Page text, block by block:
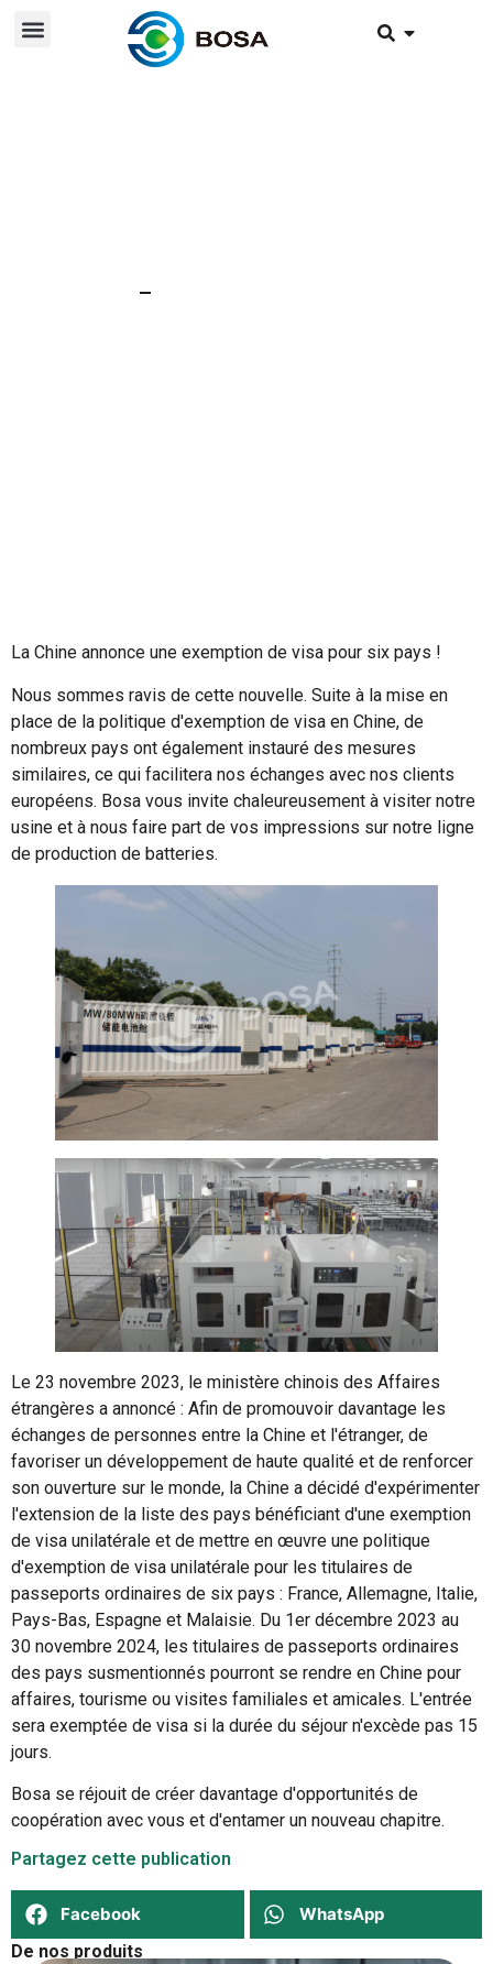
La Chine annonce une exemption de visa pour six pays !
Nous sommes ravis de cette nouvelle. Suite à la mise en
place de la politique d'exemption de visa en Chine, de
nombreux pays ont également instauré des mesures
similaires, ce qui facilitera nos échanges avec nos clients
européens. Bosa vous invite chaleureusement à visiter notre
usine et à nous faire part de vos impressions sur notre ligne
de production de batteries.
Le 23 novembre 2023, le ministère chinois des Affaires
étrangères a annoncé : Afin de promouvoir davantage les
échanges de personnes entre la Chine et l'étranger, de
favoriser un développement de haute qualité et de renforcer
son ouverture sur le monde, la Chine a décidé d'expérimenter
l'extension de la liste des pays bénéficiant d'une exemption
de visa unilatérale et de mettre en œuvre une politique
d'exemption de visa unilatérale pour les titulaires de
passeports ordinaires de six pays : France, Allemagne, Italie,
Pays-Bas, Espagne et Malaisie. Du 1er décembre 2023 au
30 novembre 2024, les titulaires de passeports ordinaires
des pays susmentionnés pourront se rendre en Chine pour
affaires, tourisme ou visites familiales et amicales. L'entrée
sera exemptée de visa si la durée du séjour n'excède pas 15
jours.
Bosa se réjouit de créer davantage d'opportunités de
coopération avec vous et d'entamer un nouveau chapitre.
Partagez cette publication
Facebook
WhatsApp
De nos produits